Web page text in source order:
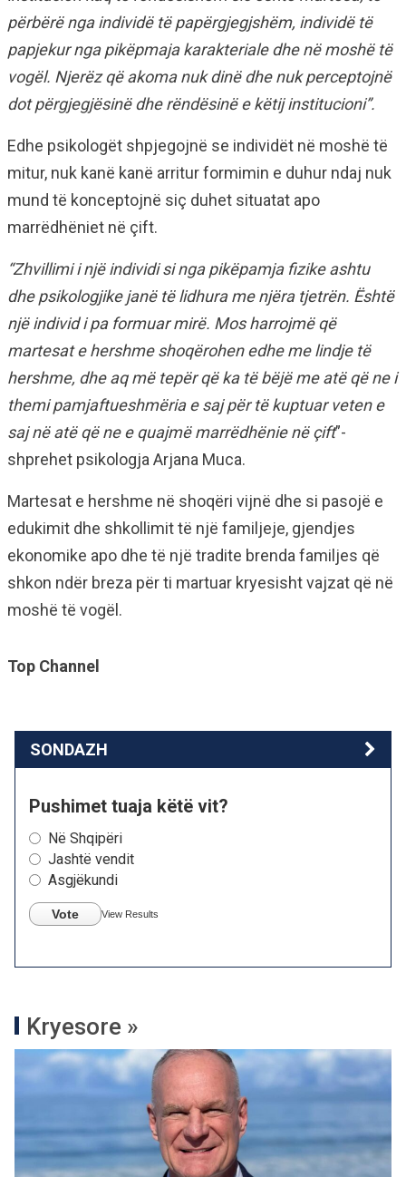
përbërë nga individë të papërgjegjshëm, individë të
papjekur nga pikëpmaja karakteriale dhe në moshë të
vogël. Njerëz që akoma nuk dinë dhe nuk perceptojnë
dot përgjegjësinë dhe rëndësinë e këtij institucioni”.
Edhe psikologët shpjegojnë se individët në moshë të
mitur, nuk kanë kanë arritur formimin e duhur ndaj nuk
mund të konceptojnë siç duhet situatat apo
marrëdhëniet në çift.
“Zhvillimi i një individi si nga pikëpamja fizike ashtu
dhe psikologjike janë të lidhura me njëra tjetrën. Është
një individ i pa formuar mirë. Mos harrojmë që
martesat e hershme shoqërohen edhe me lindje të
hershme, dhe aq më tepër që ka të bëjë me atë që ne i
themi pamjaftueshmëria e saj për të kuptuar veten e
saj në atë që ne e quajmë marrëdhënie në çift”-
shprehet psikologja Arjana Muca.
Martesat e hershme në shoqëri vijnë dhe si pasojë e
edukimit dhe shkollimit të një familjeje, gjendjes
ekonomike apo dhe të një tradite brenda familjes që
shkon ndër breza për ti martuar kryesisht vajzat që në
moshë të vogël.
Top Channel
SONDAZH
Pushimet tuaja këtë vit?
Në Shqipëri
Jashtë vendit
Asgjëkundi
Vote View Results
Kryesore »